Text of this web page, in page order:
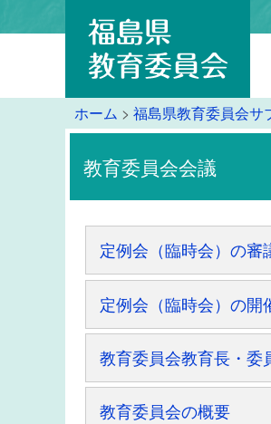
ホーム > 福島県教育委員会サ
教育委員会会議
定例会（臨時会）の審
定例会（臨時会）の開
教育委員会教育長・委
教育委員会の概要